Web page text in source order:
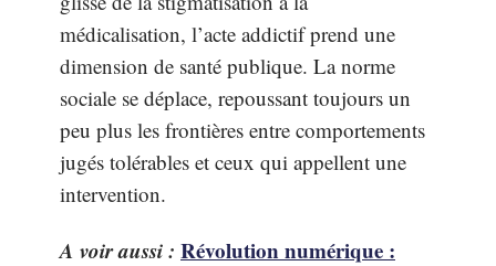
médicalisation, l’acte addictif prend une
dimension de santé publique. La norme
sociale se déplace, repoussant toujours un
peu plus les frontières entre comportements
jugés tolérables et ceux qui appellent une
intervention.
A voir aussi : Révolution numérique :